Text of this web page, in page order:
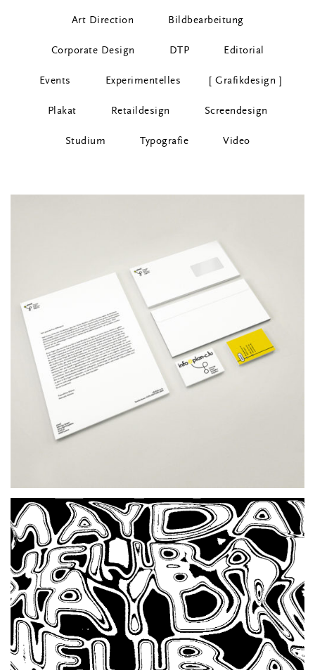
Art Direction Bildbearbeitung
Corporate Design DTP Editorial
Events Experimentelles Grafikdesign
Plakat Retaildesign Screendesign
Studium Typografie Video